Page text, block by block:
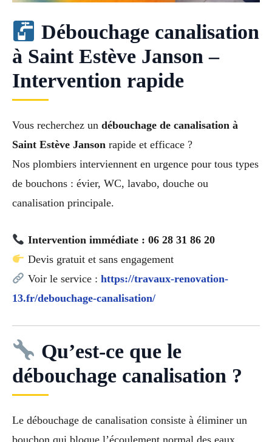
Débouchage canalisation
à Saint Estève Janson –
Intervention rapide
Vous recherchez un débouchage de canalisation à
Saint Estève Janson rapide et efficace ?
Nos plombiers interviennent en urgence pour tous types
de bouchons : évier, WC, lavabo, douche ou
canalisation principale.
Intervention immédiate : 06 28 31 86 20
Devis gratuit et sans engagement
Voir le service : https://travaux-renovation-
13.fr/debouchage-canalisation/
Qu’est-ce que le
débouchage canalisation ?
Le débouchage de canalisation consiste à éliminer un
bouchon qui bloque l’écoulement normal des eaux